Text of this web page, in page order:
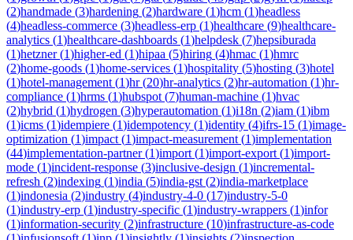
(2)handmade (3)hardening (2)hardware (1)hcm (1)headless
(4)headless-commerce (3)headless-erp (1)healthcare (9)healthcare-
analytics (1)healthcare-dashboards (1)helpdesk (7)hepsiburada
(1)hetzner(1)higher-ed (1)hipaa (5)hiring (4)hmac (1)hmrc
(2)home-goods (1)home-services (1)hospitality (5)hosting (3)hotel
(1)hotel-management (1)hr(20)hr-analytics (2)hr-automation (1)hr-
compliance (1)hrms (1)hubspot (7)human-machine (1)hvac
(2)hybrid (1)hydrogen (3)hyperautomation (1)i18n (2)iam (1)ibm
(1)icms (1)idempiere (1)idempotency (1)identity (4)ifrs-15 (1)image-
optimization (1)impact (1)impact-measurement (1)implementation
(44)implementation-partner(1)import (1)import-export (1)import-
mode (1)incident-response (3)inclusive-design (1)incremental-
refresh (2)indexing (1)india (5)india-gst (2)india-marketplace
(1)indonesia (2)industry (4)industry-4-0 (17)industry-5-0
(1)industry-erp (1)industry-specific (1)industry-wrappers (1)infor
(1)information-security (2)infrastructure (10)infrastructure-as-code